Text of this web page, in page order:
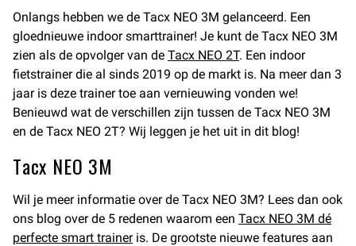
Onlangs hebben we de Tacx NEO 3M gelanceerd. Een
gloednieuwe indoor smarttrainer! Je kunt de Tacx NEO 3M
zien als de opvolger van de Tacx NEO 2T. Een indoor
fietstrainer die al sinds 2019 op de markt is. Na meer dan 3
jaar is deze trainer toe aan vernieuwing vonden we!
Benieuwd wat de verschillen zijn tussen de Tacx NEO 3M
en de Tacx NEO 2T? Wij leggen je het uit in dit blog!
Tacx NEO 3M
Wil je meer informatie over de Tacx NEO 3M? Lees dan ook
ons blog over de 5 redenen waarom een Tacx NEO 3M dé
perfecte smart traineris. De grootste nieuwe features aan